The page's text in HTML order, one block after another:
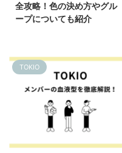
全攻略！色の決め方やグル
ープについても紹介
TOKIO